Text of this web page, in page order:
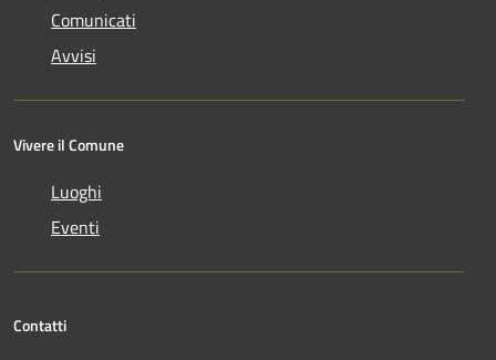
Comunicati
Avvisi
Vivere il Comune
Luoghi
Eventi
Contatti